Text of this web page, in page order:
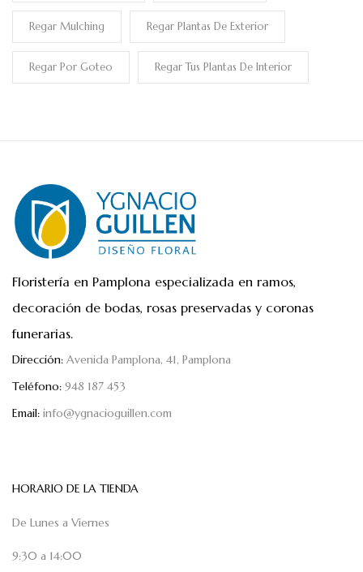
Regar Mulching Regar Plantas De Exterior
Regar Por Goteo Regar Tus Plantas De Interior
Floristería en Pamplona especializada en ramos,
decoración de bodas, rosas preservadas y coronas
funerarias.
Dirección: Avenida Pamplona, 41, Pamplona
Teléfono: 948 187 453
Email: info@ygnacioguillen.com
HORARIO DE LA TIENDA
De Lunes a Viernes
9:30 a 14:00